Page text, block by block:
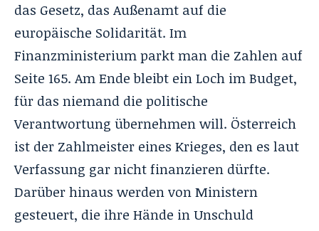
das Gesetz, das Außenamt auf die
europäische Solidarität. Im
Finanzministerium parkt man die Zahlen auf
Seite 165. Am Ende bleibt ein Loch im Budget,
für das niemand die politische
Verantwortung übernehmen will. Österreich
ist der Zahlmeister eines Krieges, den es laut
Verfassung gar nicht finanzieren dürfte.
Darüber hinaus werden von Ministern
gesteuert, die ihre Hände in Unschuld